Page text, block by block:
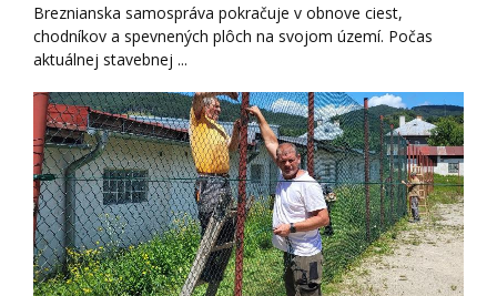
Breznianska samospráva pokračuje v obnove ciest,
chodníkov a spevnených plôch na svojom území. Počas
aktuálnej stavebnej ...